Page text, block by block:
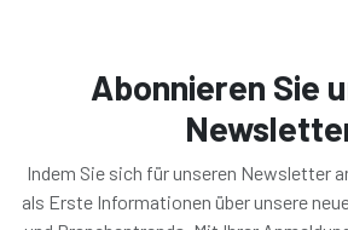
Abonnieren Sie
Indem Sie sich für unseren Newsletter
als Erste Informationen über unsere